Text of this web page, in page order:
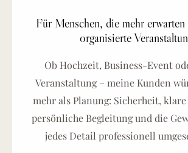
Für Menschen, die mehr erwarten
organisierte
Ob Hochzeit, Business-Event
Veranstaltung – meine Kunden
mehr als Planung: Sicherheit,
persönliche Begleitung und die
jedes Detail professionell